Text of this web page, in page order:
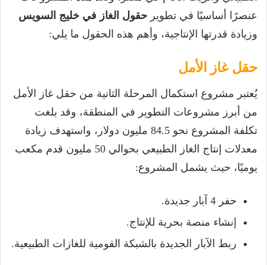
عنصرًا أساسيًا في تطوير حقول الغاز في خليج السويس
وزيادة قدرتها الإنتاجية، وأهم هذه الحقول ما يلي:
حقل غاز الأمل
يُعتبر مشروع استكمال المرحلة الثانية من حقل غاز الأمل
من أبرز مشروعات التطوير في المنطقة، وقد بلغت
تكلفة المشروع نحو 84.5 مليون دولار، واستهدف زيادة
معدلات إنتاج الغاز الطبيعي بحوالي 50 مليون قدم مكعب
يوميًا، حيث يشمل المشروع:
حفر 4 آبار جديدة.
إنشاء منصة بحرية للإنتاج.
ربط الآبار الجديدة بالشبكة القومية للغازات الطبيعية.